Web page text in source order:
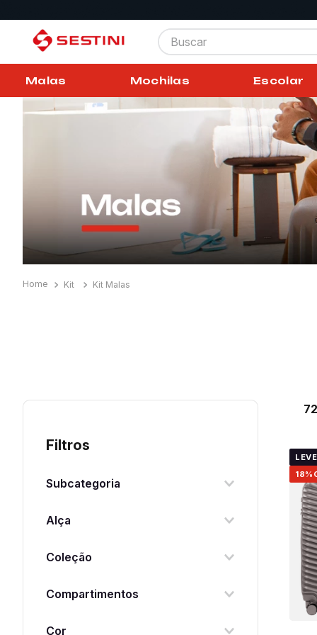
Buscar
Malas Mochilas Escolar
Kit Kit Malas
Filtros
Subcategoria
Bordo
Alça
Espumada
Coleção
Essencial 2
Compartimentos
Cor
72
18%